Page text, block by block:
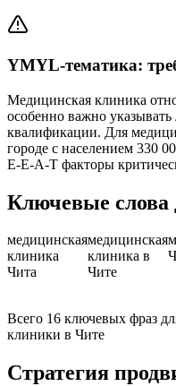
YMYL-тематика:
Медицинская клиника
особенно важно
квалификации. Для
городе с населением 330
E-E-A-T факторы
Ключевые
медицинская
клиника
Чита
медицинская
клиника в
Чите
Всего 16 ключевых фраз
клиники в Чите
Стратегия